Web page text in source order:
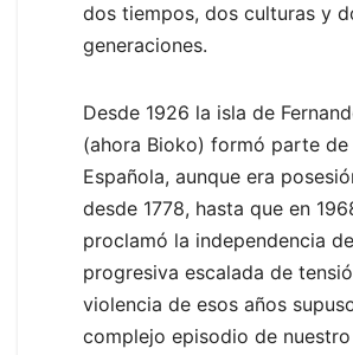
dos tiempos, dos culturas y
generaciones.
Desde 1926 la isla de
(ahora Bioko) formó parte de
Española, aunque era
desde 1778, hasta que en
proclamó la independencia
progresiva escalada de
violencia de esos años
complejo episodio de